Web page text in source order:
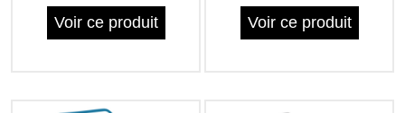
Voir ce produit
Voir ce produit